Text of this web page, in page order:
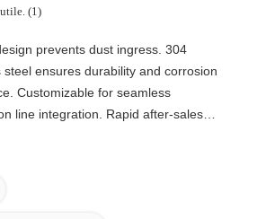
(1)
prevents dust ingress. 304
steel ensures durability and corrosion
Customizable for seamless
line integration. Rapid after-sales